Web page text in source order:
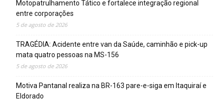
Motopatrulhamento Tático e fortalece integração regional
entre corporações
5 de agosto de 2026
TRAGÉDIA: Acidente entre van da Saúde, caminhão e pick-up
mata quatro pessoas na MS-156
5 de agosto de 2026
Motiva Pantanal realiza na BR-163 pare-e-siga em Itaquiraí e
Eldorado